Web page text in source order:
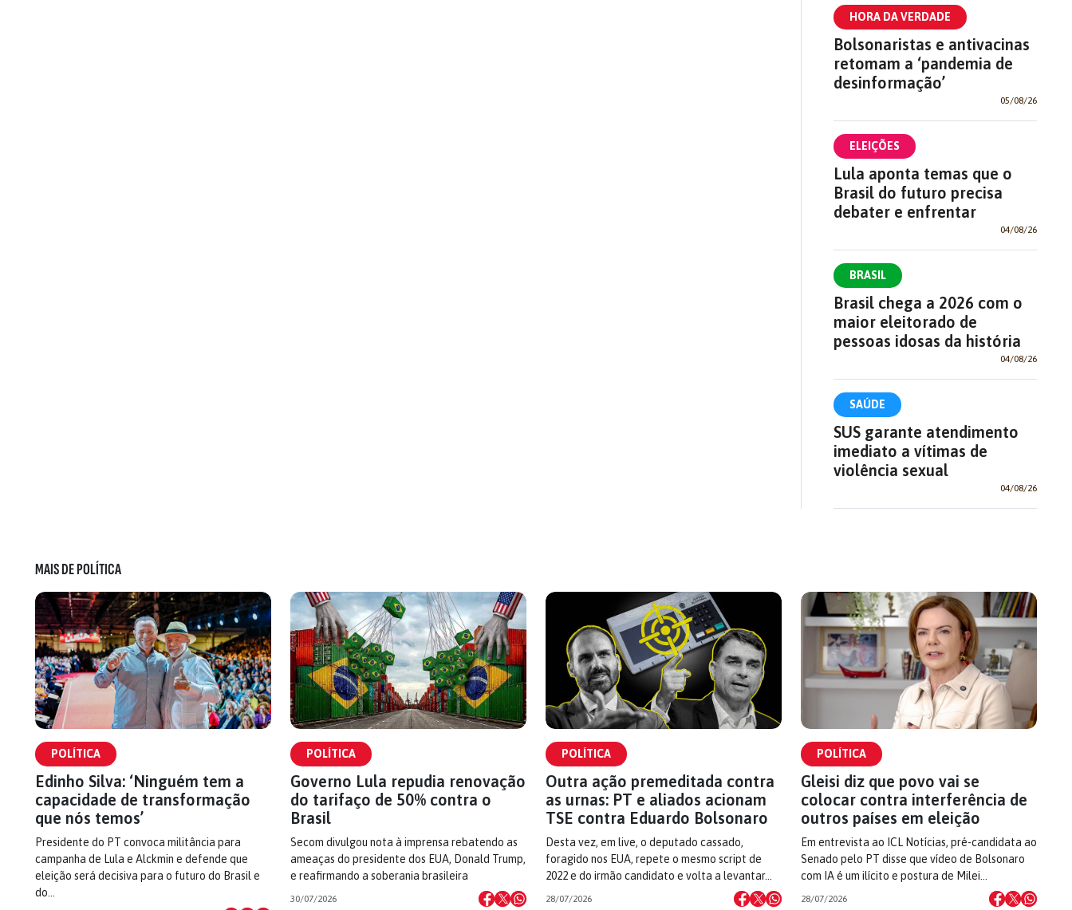
HORA DA VERDADE
Bolsonaristas e antivacinas
retomam a ‘pandemia de
desinformação’
05/08/26
ELEIÇÕES
Lula aponta temas que o
Brasil do futuro precisa
debater e enfrentar
04/08/26
BRASIL
Brasil chega a 2026 com o
maior eleitorado de
pessoas idosas da história
04/08/26
SAÚDE
SUS garante atendimento
imediato a vítimas de
violência sexual
04/08/26
MAIS DE POLÍTICA
POLÍTICA
Edinho Silva: ‘Ninguém tem a
capacidade de transformação
que nós temos’
Presidente do PT convoca militância para
campanha de Lula e Alckmin e defende que
eleição será decisiva para o futuro do Brasil e
do…
POLÍTICA
Governo Lula repudia renovação
do tarifaço de 50% contra o
Brasil
Secom divulgou nota à imprensa rebatendo as
ameaças do presidente dos EUA, Donald Trump,
e reafirmando a soberania brasileira
30/07/2026
POLÍTICA
Outra ação premeditada contra
as urnas: PT e aliados acionam
TSE contra Eduardo Bolsonaro
Desta vez, em live, o deputado cassado,
foragido nos EUA, repete o mesmo script de
2022 e do irmão candidato e volta a levantar…
28/07/2026
POLÍTICA
Gleisi diz que povo vai se
colocar contra interferência de
outros países em eleição
Em entrevista ao ICL Notícias, pré-candidata ao
Senado pelo PT disse que vídeo de Bolsonaro
com IA é um ilícito e postura de Milei…
28/07/2026